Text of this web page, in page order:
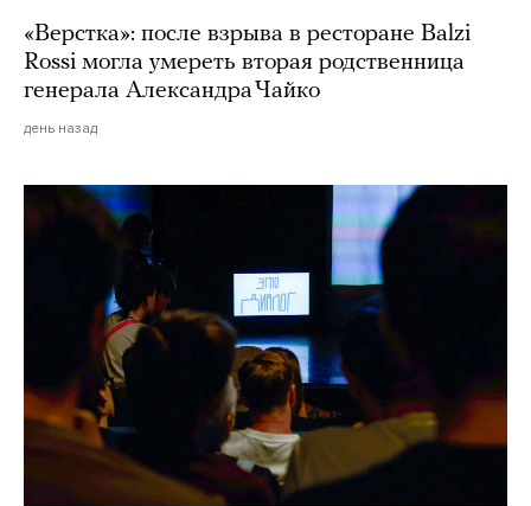
«Верстка»: после взрыва в ресторане Balzi
Rossi могла умереть вторая родственница
генерала Александра Чайко
день назад